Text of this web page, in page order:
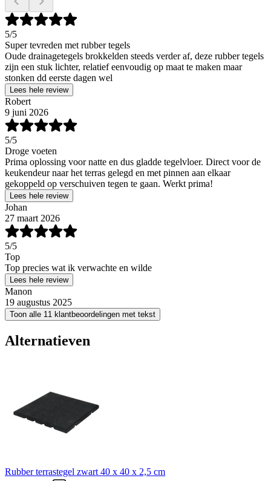
5/5
Super tevreden met rubber tegels
Oude drainagetegels brokkelden steeds verder af, deze rubber tegels
zijn een stuk lichter, relatief eenvoudig op maat te maken maar
stonken dd eerste dagen wel
Lees hele review
Robert
9 juni 2026
5/5
Droge voeten
Prima oplossing voor natte en dus gladde tegelvloer. Direct voor de
keukendeur naar het terras gelegd en met pinnen aan elkaar
gekoppeld op verschuiven tegen te gaan. Werkt prima!
Lees hele review
Johan
27 maart 2026
5/5
Top
Top precies wat ik verwachte en wilde
Lees hele review
Manon
19 augustus 2025
Toon alle 11 klantbeoordelingen met tekst
Alternatieven
Rubber terrastegel zwart 40 x 40 x 2,5 cm